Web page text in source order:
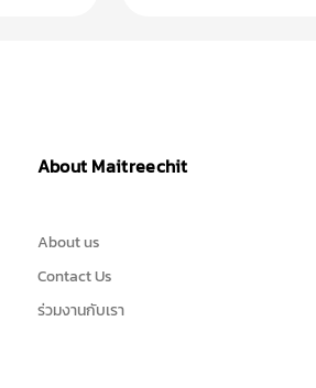
About Maitreechit
About us
Contact Us
ร่วมงานกับเรา